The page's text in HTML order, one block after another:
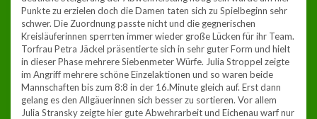
Punkte zu erzielen doch die Damen taten sich zu Spielbeginn sehr
schwer. Die Zuordnung passte nicht und die gegnerischen
Kreisläuferinnen sperrten immer wieder große Lücken für ihr Team.
Torfrau Petra Jäckel präsentierte sich in sehr guter Form und hielt
in dieser Phase mehrere Siebenmeter Würfe. Julia Stroppel zeigte
im Angriff mehrere schöne Einzelaktionen und so waren beide
Mannschaften bis zum 8:8 in der 16.Minute gleich auf. Erst dann
gelang es den Allgäuerinnen sich besser zu sortieren. Vor allem
Julia Stransky zeigte hier gute Abwehrarbeit und Eichenau warf nur